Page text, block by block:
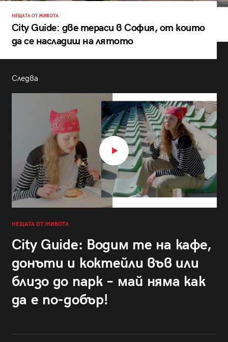
НЕЩАТА ОТ ЖИВОТА
City Guide: две тераси в София, от които
да се насладиш на лятото
Следва
НЕЩАТА ОТ ЖИВОТА
City Guide: Водим те на кафе,
донъти и коктейли във или
близо до парк – май няма как
да е по-добър!